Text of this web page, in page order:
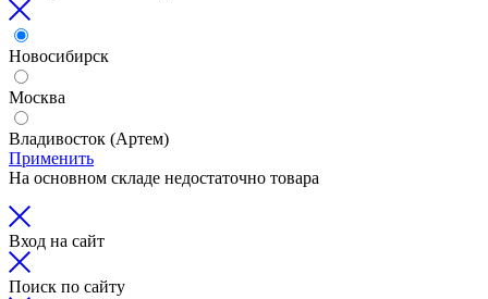
Новосибирск
Москва
Владивосток (Артем)
Применить
На основном складе недостаточно товара
Вход на сайт
Поиск по сайту